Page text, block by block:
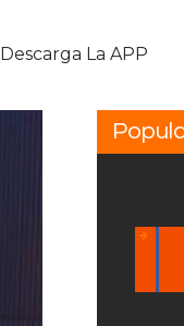
Descarga La APP